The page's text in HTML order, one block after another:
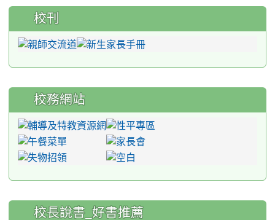
校刊
校務網站
:::
校長說書_好書推薦